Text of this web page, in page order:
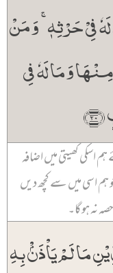
فِیۡ حَرۡثِہٖ ۚ وَ مَنۡ
وَ مَا لَہٗ فِی
اسکی کھیتی میں اضافہ
ہم اسی میں سے کچھ دیں
نہ ہو گا۔
مَا لَمۡ یَاۡذَنۡۢ بِہِ